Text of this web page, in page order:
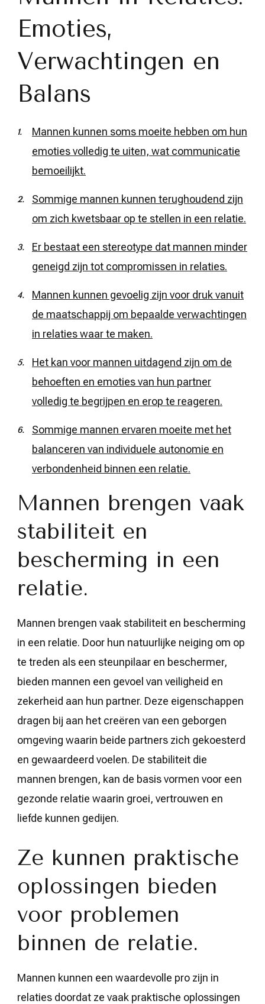
Emoties,
Verwachtingen en
Balans
Mannen kunnen soms moeite hebben om hun
emoties volledig te uiten, wat communicatie
bemoeilijkt.
Sommige mannen kunnen terughoudend zijn
om zich kwetsbaar op te stellen in een relatie.
Er bestaat een stereotype dat mannen minder
geneigd zijn tot compromissen in relaties.
Mannen kunnen gevoelig zijn voor druk vanuit
de maatschappij om bepaalde verwachtingen
in relaties waar te maken.
Het kan voor mannen uitdagend zijn om de
behoeften en emoties van hun partner
volledig te begrijpen en erop te reageren.
Sommige mannen ervaren moeite met het
balanceren van individuele autonomie en
verbondenheid binnen een relatie.
Mannen brengen vaak
stabiliteit en
bescherming in een
relatie.
Mannen brengen vaak stabiliteit en bescherming
in een relatie. Door hun natuurlijke neiging om op
te treden als een steunpilaar en beschermer,
bieden mannen een gevoel van veiligheid en
zekerheid aan hun partner. Deze eigenschappen
dragen bij aan het creëren van een geborgen
omgeving waarin beide partners zich gekoesterd
en gewaardeerd voelen. De stabiliteit die
mannen brengen, kan de basis vormen voor een
gezonde relatie waarin groei, vertrouwen en
liefde kunnen gedijen.
Ze kunnen praktische
oplossingen bieden
voor problemen
binnen de relatie.
Mannen kunnen een waardevolle pro zijn in
relaties doordat ze vaak praktische oplossingen